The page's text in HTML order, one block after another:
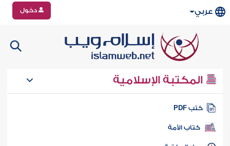
عربي دخول
المكتبة الإسلامية
كتب PDF